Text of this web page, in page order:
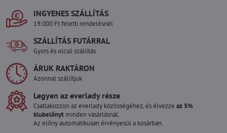
INGYENES SZÁLLÍTÁS
19.000 Ft feletti rendelésnél
SZÁLLÍTÁS FUTÁRRAL
Gyors és olcsó szállítás
ÁRUK RAKTÁRON
Azonnal szállítjuk
Legyen az everlady része
Csatlakozzon az everlady közösségéhez, és élvezze az 5%
klubelőnyt minden vásárlásnál.
Az előny automatikusan érvényesül a kosárban.